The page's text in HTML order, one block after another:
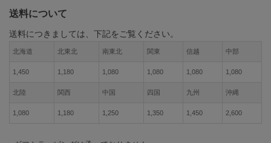
送料について
送料につきましては、下記をご覧ください。
北海道 北東北 南東北 関東 信越 中部
1,450 1,180 1,080 1,080 1,080 1,080
北陸 関西 中国 四国 九州 沖縄
1,080 1,180 1,250 1,350 1,450 2,600